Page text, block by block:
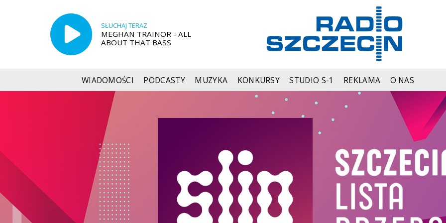
SŁUCHAJ TERAZ
MEGHAN TRAINOR - ALL
ABOUT THAT BASS
WIADOMOŚCI PODCASTY MUZYKA KONKURSY STUDIO S-1 REKLAMA O NAS